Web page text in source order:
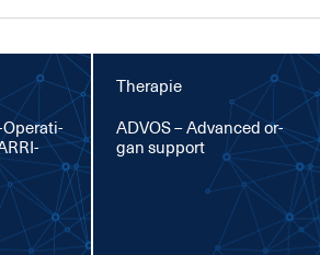
Ope­ra­ti­
Therapie
AD­VOS – Ad­van­ced or­
gan sup­port